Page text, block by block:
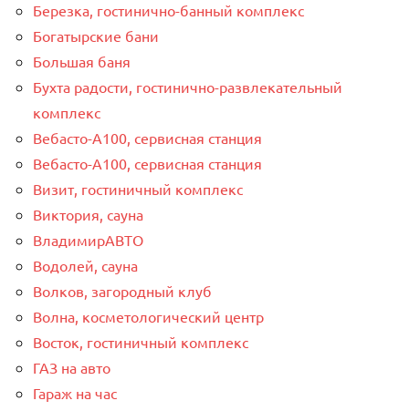
Березка, гостинично-банный комплекс
Богатырские бани
Большая баня
Бухта радости, гостинично-развлекательный
комплекс
Вебасто-А100, сервисная станция
Вебасто-А100, сервисная станция
Визит, гостиничный комплекс
Виктория, сауна
ВладимирАВТО
Водолей, сауна
Волков, загородный клуб
Волна, косметологический центр
Восток, гостиничный комплекс
ГАЗ на авто
Гараж на час